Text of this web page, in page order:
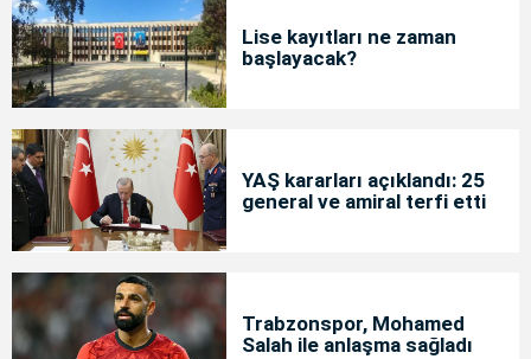
Lise kayıtları ne zaman
başlayacak?
YAŞ kararları açıklandı: 25
general ve amiral terfi etti
Trabzonspor, Mohamed
Salah ile anlaşma sağladı